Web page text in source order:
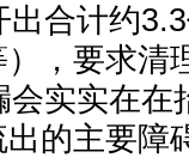
合计约
，要求清
实实在在
的主要障